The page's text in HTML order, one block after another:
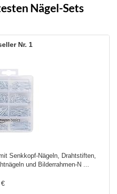
Nägel-Sets
1
Senkkopf-Nägeln, Drahtstiften,
und Bilderrahmen-N ...